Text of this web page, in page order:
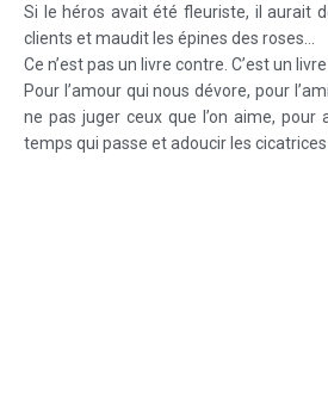
Si le héros avait été fleuriste, il aurait
clients et maudit les épines des roses…
Ce n’est pas un livre contre. C’est un
Pour l’amour qui nous dévore, pour
ne pas juger ceux que l’on aime, pour
temps qui passe et adoucir les cicatrices